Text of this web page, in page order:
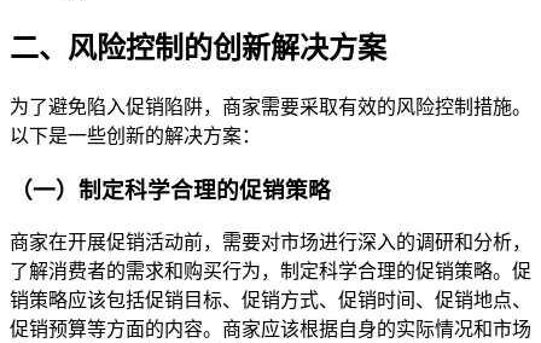
二、风险控制的创新解决方案
为了避免陷入促销陷阱，商家需要采取有效的风险控制措施。
以下是一些创新的解决方案：
（一）制定科学合理的促销策略
商家在开展促销活动前，需要对市场进行深入的调研和分析，
了解消费者的需求和购买行为，制定科学合理的促销策略。促
销策略应该包括促销目标、促销方式、促销时间、促销地点、
促销预算等方面的内容。商家应该根据自身的实际情况和市场